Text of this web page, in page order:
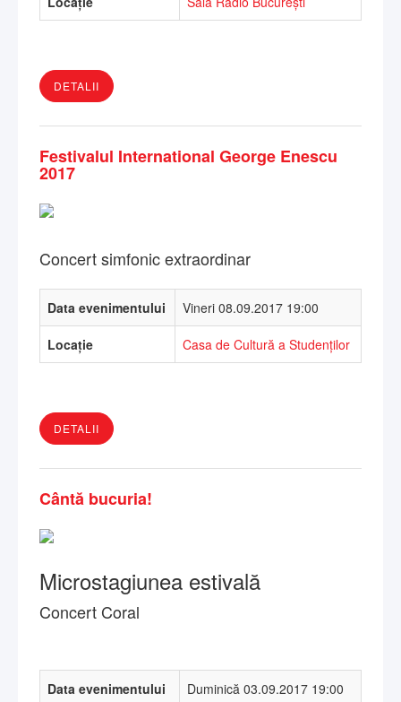
DETALII
Festivalul International George Enescu
2017
Concert simfonic extraordinar
Data evenimentului Vineri 08.09.2017 19:00
Locație Casa de Cultură a Studenților
DETALII
Cântă bucuria!
Microstagiunea estivală
Concert Coral
Data evenimentului Duminică 03.09.2017 19:00